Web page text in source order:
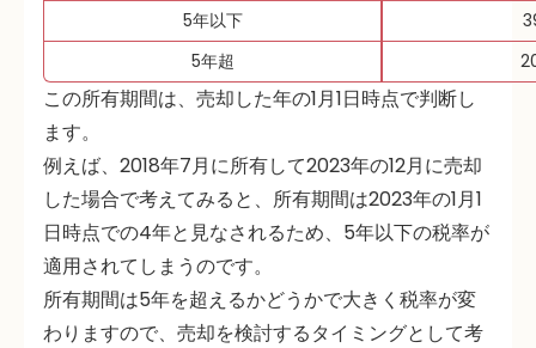
5年以下
5年超
この所有期間は、売却した年の1月1日時点で判断し
ます。
例えば、2018年7月に所有して2023年の12月に売却
した場合で考えてみると、所有期間は2023年の1月1
日時点での4年と見なされるため、5年以下の税率が
適用されてしまうのです。
所有期間は5年を超えるかどうかで大きく税率が変
わりますので、売却を検討するタイミングとして考